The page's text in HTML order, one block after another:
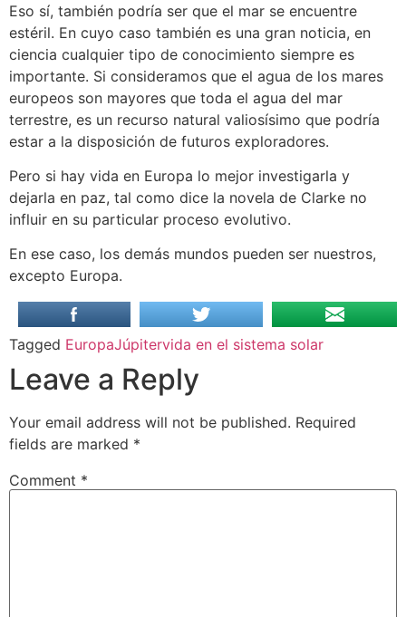
Eso sí, también podría ser que el mar se encuentre
estéril. En cuyo caso también es una gran noticia, en
ciencia cualquier tipo de conocimiento siempre es
importante. Si consideramos que el agua de los mares
europeos son mayores que toda el agua del mar
terrestre, es un recurso natural valiosísimo que podría
estar a la disposición de futuros exploradores.
Pero si hay vida en Europa lo mejor investigarla y
dejarla en paz, tal como dice la novela de Clarke no
influir en su particular proceso evolutivo.
En ese caso, los demás mundos pueden ser nuestros,
excepto Europa.
Tagged EuropaJúpitervida en el sistema solar
Leave a Reply
Your email address will not be published. Required
fields are marked *
Comment *